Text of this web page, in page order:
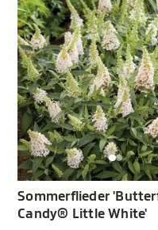
Sommerflieder
Candy® Little White'